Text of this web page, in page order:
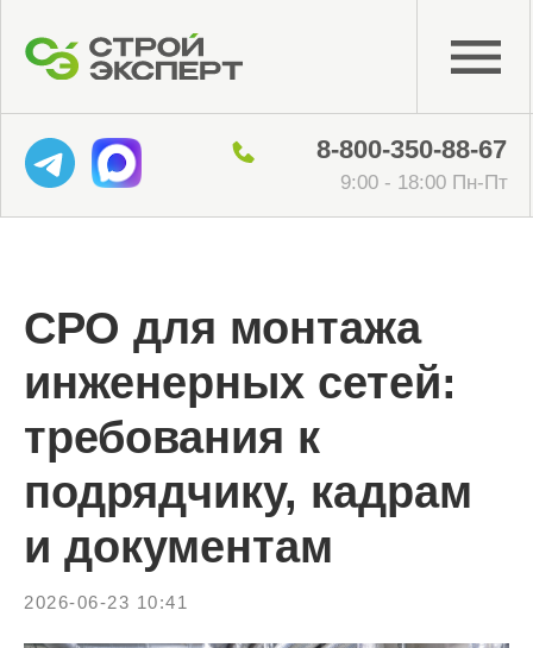
СРО для монтажа
инженерных сетей:
требования к
подрядчику, кадрам
и документам
2026-06-23 10:41